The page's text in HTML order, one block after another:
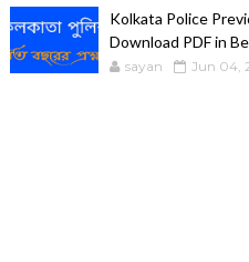
Kolkata Police
Download PDF in
sayan Jun 04,